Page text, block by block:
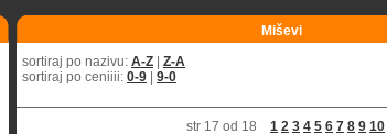
Miševi
sortiraj po nazivu: A-Z
Z-A
sortiraj po ceniiii: 0-9 9-0
str 17 od 18 1 2 3 4 5 6 7 8 9 10